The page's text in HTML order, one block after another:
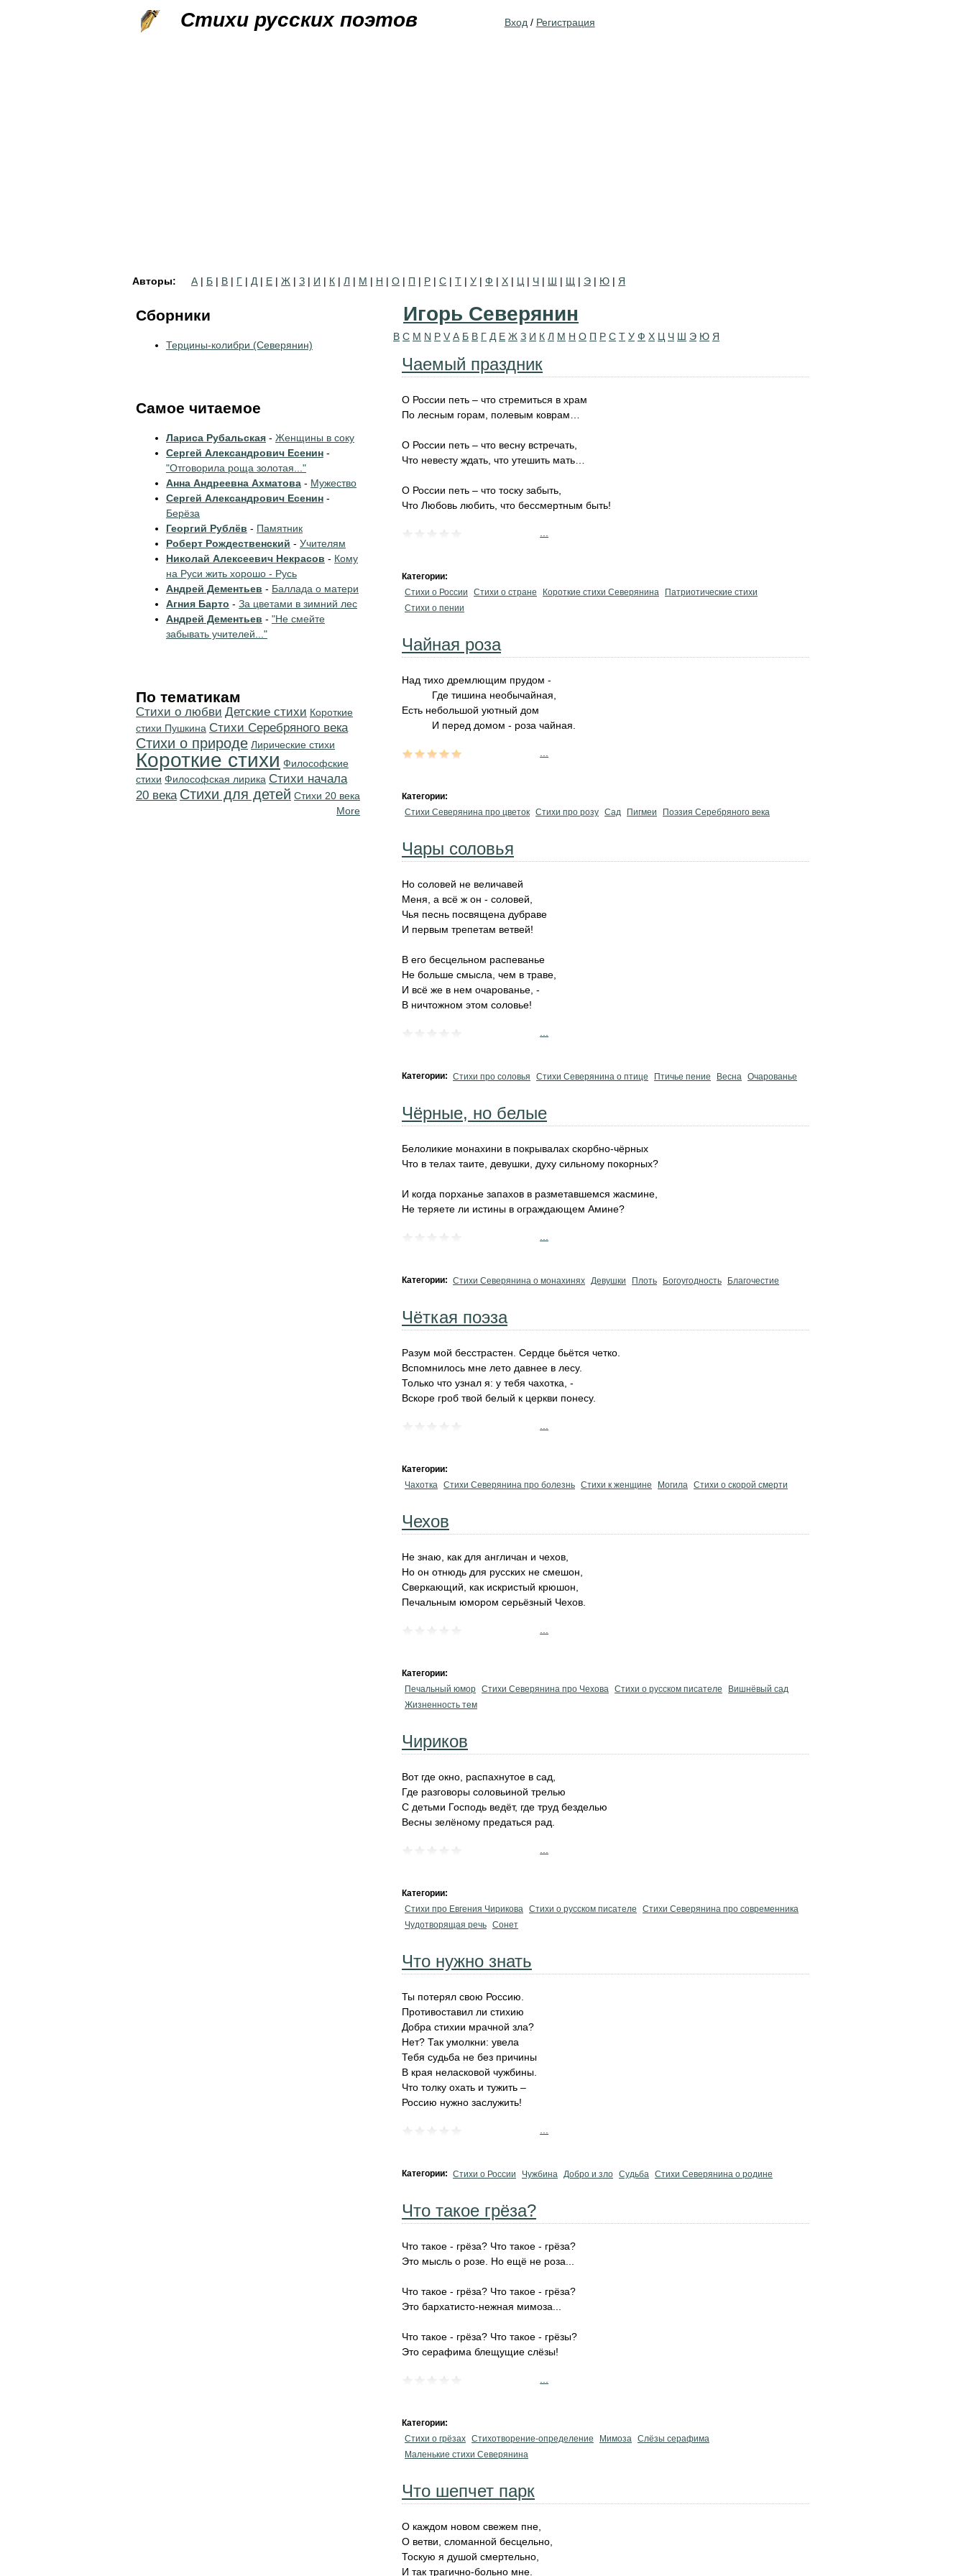
Стихи русских поэтов Вход / Регистрация
Авторы: А | Б | В | Г | Д | Е | Ж | З | И | К | Л | М | Н | О | П | Р | С | Т | У | Ф | Х | Ц | Ч | Ш | Щ | Э | Ю | Я
Игорь Северянин
B C M N P V А Б В Г Д Е Ж З И К Л М Н О П Р С Т У Ф Х Ц Ч Ш Э Ю Я
Чаемый праздник
О России петь – что стремиться в храм
По лесным горам, полевым коврам…
О России петь – что весну встречать,
Что невесту ждать, что утешить мать…
О России петь – что тоску забыть,
Что Любовь любить, что бессмертным быть!
Категории:
Стихи о России
Стихи о стране Короткие стихи Северянина
Патриотические стихи
Стихи о пении
Чайная роза
Над тихо дремлющим прудом -
Где тишина необычайная,
Есть небольшой уютный дом
И перед домом - роза чайная.
Категории:
Стихи Северянина про цветок Стихи про розу Сад Пигмеи Поэзия Серебряного века
Чары соловья
Но соловей не величавей
Меня, а всё ж он - соловей,
Чья песнь посвящена дубраве
И первым трепетам ветвей!
В его бесцельном распеванье
Не больше смысла, чем в траве,
И всё же в нем очарованье, -
В ничтожном этом соловье!
Категории: Стихи про соловья Стихи Северянина о птице Птичье пение Весна Очарованье
Чёрные, но белые
Белоликие монахини в покрывалах скорбно-чёрных
Что в телах таите, девушки, духу сильному покорных?
И когда порханье запахов в разметавшемся жасмине,
Не теряете ли истины в ограждающем Амине?
Категории: Стихи Северянина о монахинях Девушки Плоть Богоугодность Благочестие
Чёткая поэза
Разум мой бесстрастен. Сердце бьётся четко.
Вспомнилось мне лето давнее в лесу.
Только что узнал я: у тебя чахотка, -
Вскоре гроб твой белый к церкви понесу.
Категории:
Чахотка Стихи Северянина про болезнь Стихи к женщине Могила Стихи о скорой смерти
Чехов
Не знаю, как для англичан и чехов,
Но он отнюдь для русских не смешон,
Сверкающий, как искристый крюшон,
Печальным юмором серьёзный Чехов.
Категории:
Печальный юмор Стихи Северянина про Чехова Стихи о русском писателе
Вишнёвый сад
Жизненность тем
Чириков
Вот где окно, распахнутое в сад,
Где разговоры соловьиной трелью
С детьми Господь ведёт, где труд безделью
Весны зелёному предаться рад.
Категории:
Стихи про Евгения Чирикова Стихи о русском писателе
Стихи Северянина про современника
Чудотворящая речь Сонет
Что нужно знать
Ты потерял свою Россию.
Противоставил ли стихию
Добра стихии мрачной зла?
Нет? Так умолкни: увела
Тебя судьба не без причины
В края неласковой чужбины.
Что толку охать и тужить –
Россию нужно заслужить!
Категории: Стихи о России Чужбина Добро и зло Судьба Стихи Северянина о родине
Что такое грёза?
Что такое - грёза? Что такое - грёза?
Это мысль о розе. Но ещё не роза...
Что такое - грёза? Что такое - грёза?
Это бархатисто-нежная мимоза...
Что такое - грёза? Что такое - грёзы?
Это серафима блещущие слёзы!
Категории:
Стихи о грёзах Стихотворение-определение Мимоза Слёзы серафима
Маленькие стихи Северянина
Что шепчет парк
О каждом новом свежем пне,
О ветви, сломанной бесцельно,
Тоскую я душой смертельно,
И так трагично-больно мне.
Сборники
Терцины-колибри (Северянин)
Самое читаемое
Лариса Рубальская - Женщины в соку
Сергей Александрович Есенин -
"Отговорила роща золотая..."
Анна Андреевна Ахматова - Мужество
Сергей Александрович Есенин -
Берёза
Георгий Рублёв - Памятник
Роберт Рождественский - Учителям
Николай Алексеевич Некрасов - Кому
на Руси жить хорошо - Русь
Андрей Дементьев - Баллада о матери
Агния Барто - За цветами в зимний лес
Андрей Дементьев - "Не смейте
забывать учителей..."
По тематикам
Стихи о любви Детские стихи Короткие
стихи Пушкина Cтихи Серебряного века
Стихи о природе Лирические стихи
Короткие стихи Философские
стихи Философская лирика Cтихи начала
20 века Стихи для детей Стихи 20 века
More